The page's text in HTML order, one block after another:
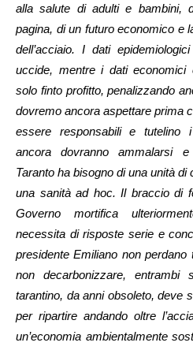
alla salute di adulti e bambini,
pagina, di un futuro economico e
dell’acciaio. I dati
uccide, mentre i dati economici
solo finto profitto, penalizzando
dovremo ancora aspettare prima
essere responsabili e tutelino
ancora dovranno ammalarsi
Taranto ha bisogno di una unità
una sanità ad hoc. Il braccio di
Governo mortifica
necessita di risposte serie e
presidente Emiliano non
non decarbonizzare, entrambi
tarantino, da anni obsoleto, deve
per ripartire andando oltre
un’economia ambientalmente